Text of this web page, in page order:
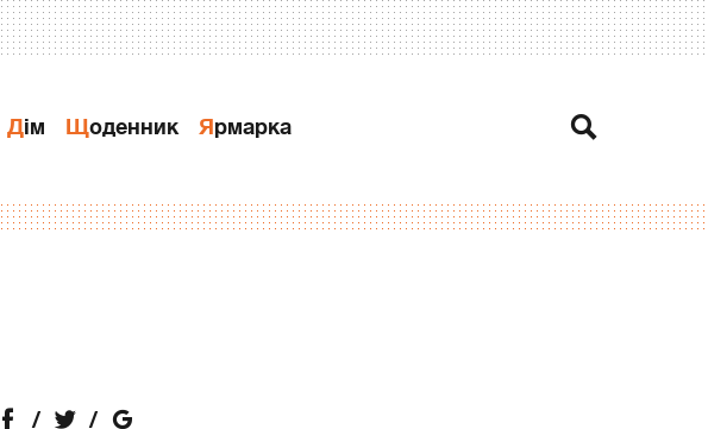
Дiм Щоденник Ярмарка